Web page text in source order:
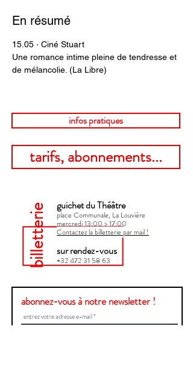
En résumé
15.05 · Ciné Stuart
Une romance intime pleine de tendresse et
de mélancolie. (La Libre)
infos pratiques
tarifs, abonnements...
billetterie guichet du Théâtre
place Communale, La Louvière
mercredi 13:00 > 17:00​
Contactez la billetterie par mail !
sur rendez-vous
+32 472 31 58 63
abonnez-vous à notre newsletter !